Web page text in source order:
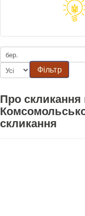
Фільтр
Про скликання
скликання